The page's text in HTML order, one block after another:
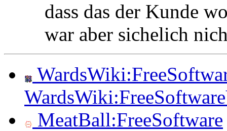
dass das der Kunde
war aber sichelich
MeatBall:FreeSoftware